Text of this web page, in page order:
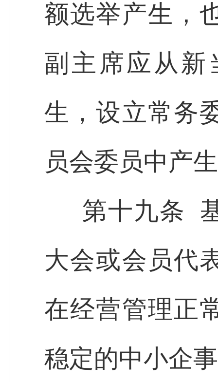
额选举产生，
副主席应从新
生，设立常务
员会委员中产
第十九条
大会或会员代
在经营管理正
稳定的中小企